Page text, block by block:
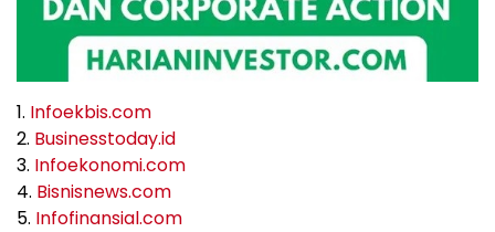
1. Infoekbis.com
2. Businesstoday.id
3. Infoekonomi.com
4. Bisnisnews.com
5. Infofinansial.com